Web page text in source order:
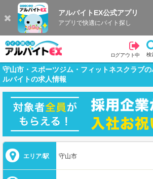
アルバイトEX公式アプリ
アプリで快適にバイト探し
ログアウト中 検
守山市・スポーツジム・フィットネスクラブ
ルバイトの求人情報
エリア/駅 守山市